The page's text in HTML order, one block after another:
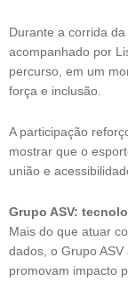
Durante a corrida
acompanhado por
percurso, em um
força e inclusão.
A participação
mostrar que o
união e
Grupo ASV:
Mais do que atuar
dados, o Grupo
promovam impacto